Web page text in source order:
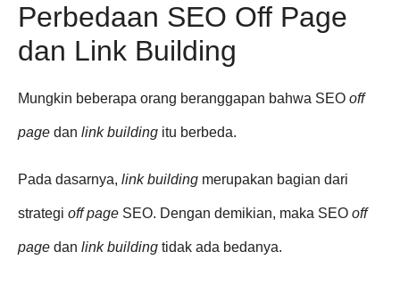
Perbedaan SEO Off Page
dan Link Building
Mungkin beberapa orang beranggapan bahwa SEO off
page dan link building itu berbeda.
Pada dasarnya, link building merupakan bagian dari
strategi off page SEO. Dengan demikian, maka SEO off
page dan link building tidak ada bedanya.